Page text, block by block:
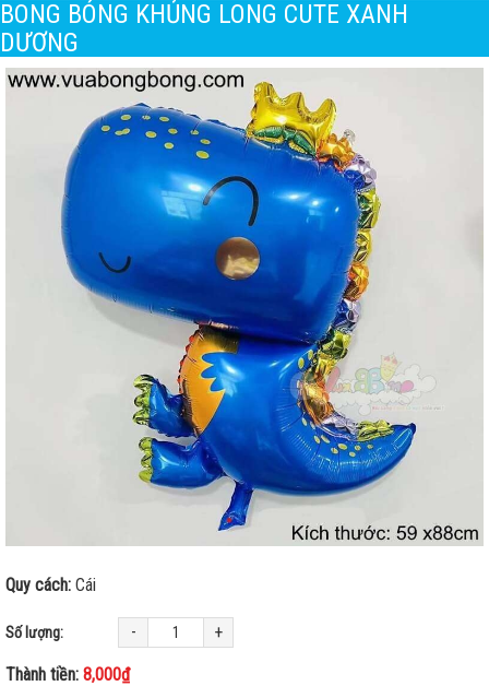
BONG BÓNG KHỦNG LONG CUTE XANH
DƯƠNG
Quy cách: Cái
Số lượng: - +
Thành tiền: 8,000₫